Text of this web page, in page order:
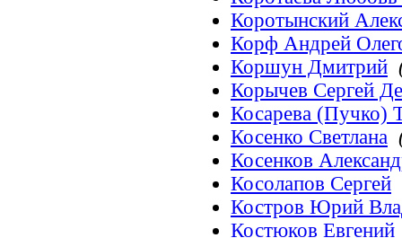
Коротынский
Корф Андрей
Коршун Дмитрий
Корычев Сергей
Косарева (Пучко)
Косенко Светлана
Косенков
Косолапов Сергей
Костров Юрий
Костюков Евгений